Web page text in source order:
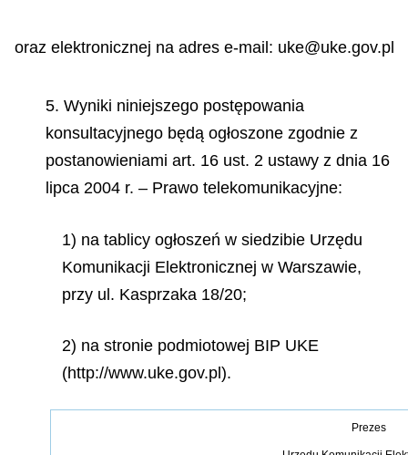
oraz elektronicznej na adres e-mail: uke@uke.gov.pl
5. Wyniki niniejszego postępowania
konsultacyjnego będą ogłoszone zgodnie z
postanowieniami art. 16 ust. 2 ustawy z dnia 16
lipca 2004 r. – Prawo telekomunikacyjne:
1) na tablicy ogłoszeń w siedzibie Urzędu
Komunikacji Elektronicznej w Warszawie,
przy ul. Kasprzaka 18/20;
2) na stronie podmiotowej BIP UKE
(http://www.uke.gov.pl).
Prezes